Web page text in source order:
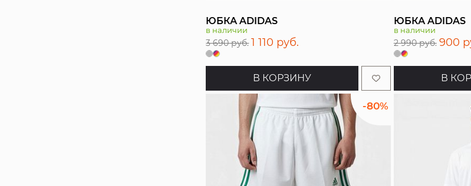
ЮБКА ADIDAS
в наличии
3 690 руб. 1 110 руб.
В КОРЗИНУ
ЮБКА ADIDAS
в наличии
2 990 руб. 900
В
-80%